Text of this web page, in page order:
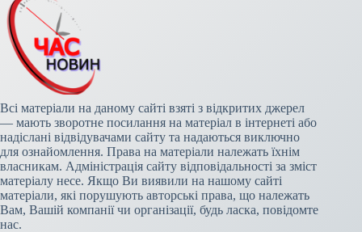
Всі матеріали на даному сайті взяті з відкритих джерел
— мають зворотне посилання на матеріал в інтернеті або
надіслані відвідувачами сайту та надаються виключно
для ознайомлення. Права на матеріали належать їхнім
власникам. Адміністрація сайту відповідальності за зміст
матеріалу несе. Якщо Ви виявили на нашому сайті
матеріали, які порушують авторські права, що належать
Вам, Вашій компанії чи організації, будь ласка, повідомте
нас.